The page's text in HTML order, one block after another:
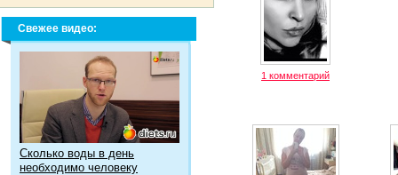
1 комментарий
Свежее видео:
Сколько воды в день
необходимо человеку